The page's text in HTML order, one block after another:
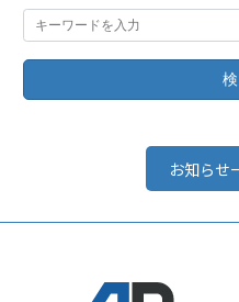
お知らせ